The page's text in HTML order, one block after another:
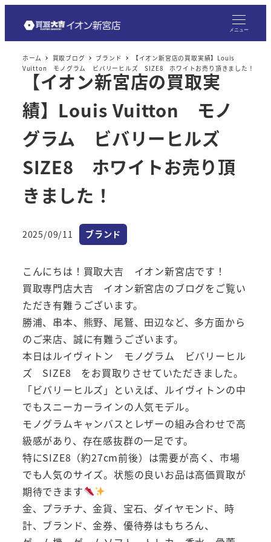
メニュー
ホーム 買取ブログ ブランド
【イオン新宮店の買取実績】Louis
Vuitton モノグラム ビバリーヒルズ SIZE8 ホワイトお売り頂きました！
【イオン新宮店の買取実
績】Louis Vuitton モノ
グラム ビバリーヒルズ
SIZE8 ホワイトお売り頂
きました！
投稿日
2025/09/11 カテゴリー
ブランド
こんにちは！買取大吉 イオン新宮店です！
買取専門店大吉 イオン新宮店のブログをご覧い
ただき有難うございます。
勝浦、串本、熊野、尾鷲、田辺など、多方面から
のご来店、誠に有難うございます。
本日はルイヴィトン モノグラム ビバリーヒル
ズ SIZE8 をお買取りさせていただきました。
「ビバリーヒルズ」といえば、ルイヴィトンの中
でもスニーカーラインの人気モデル。
モノグラムキャンバスとレザーの組み合わせで高
級感があり、存在感抜群の一足です。
特にSIZE8（約27cm前後）は需要が高く、市場
でも人気のサイズ。状態の良いお品は高価買取が
期待できます
金、プラチナ、金貨、宝石、ダイヤモンド、時
計、ブランド、金券、優待券はもちろん、